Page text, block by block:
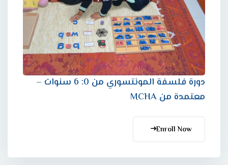
دورة فلسفة المونتسوري من 0: 6 سنوات –
معتمدة من MCHA
Enroll Now